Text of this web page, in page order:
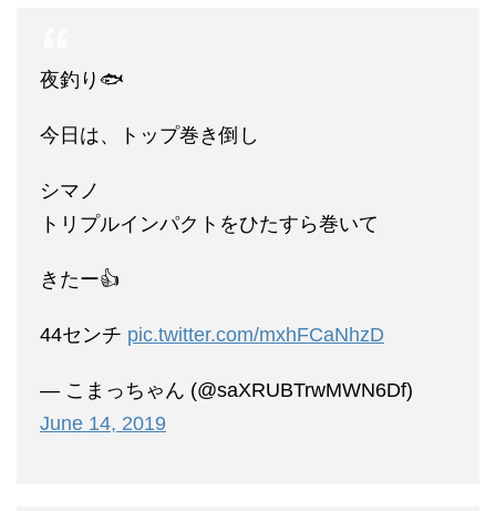
夜釣り🐟
今日は、トップ巻き倒し
シマノ
トリプルインパクトをひたすら巻いて
きたー👍
44センチ pic.twitter.com/mxhFCaNhzD
— こまっちゃん (@saXRUBTrwMWN6Df)
June 14, 2019